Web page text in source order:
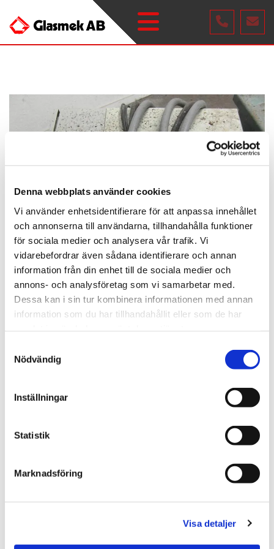
Denna webbplats använder cookies
Vi använder enhetsidentifierare för att anpassa innehållet
och annonserna till användarna, tillhandahålla funktioner
för sociala medier och analysera vår trafik. Vi
vidarebefordrar även sådana identifierare och annan
information från din enhet till de sociala medier och
annons- och analysföretag som vi samarbetar med.
Dessa kan i sin tur kombinera informationen med annan
information som du har tillhandahållit eller som de har
Nödvändig
Inställningar
Statistik
Marknadsföring
Visa detaljer
TRAFO
KONTAKTA MIG ANGÅENDE DENNA PRODUKT